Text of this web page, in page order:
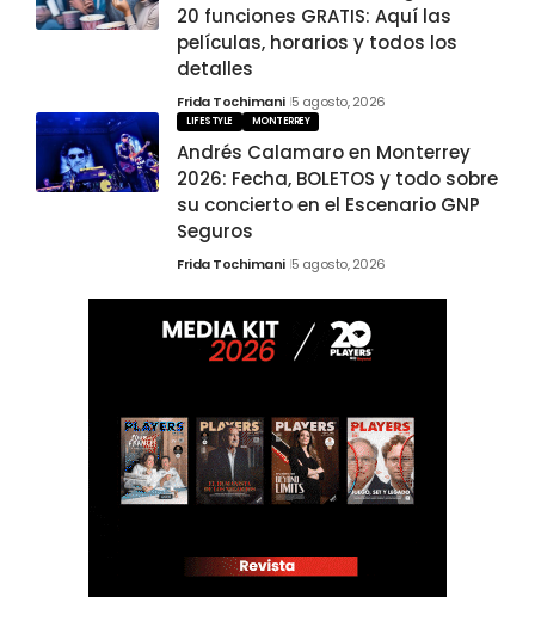
20 funciones GRATIS: Aquí las
películas, horarios y todos los
detalles
Frida Tochimani 5 agosto, 2026
LIFESTYLE MONTERREY
Andrés Calamaro en Monterrey
2026: Fecha, BOLETOS y todo sobre
su concierto en el Escenario GNP
Seguros
Frida Tochimani 5 agosto, 2026